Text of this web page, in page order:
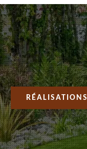
RÉALISATIONS